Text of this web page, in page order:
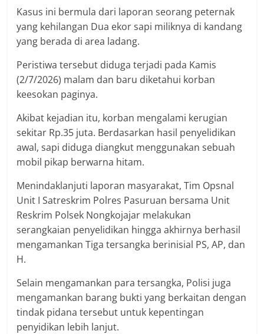
Kasus ini bermula dari laporan seorang peternak
yang kehilangan Dua ekor sapi miliknya di kandang
yang berada di area ladang.
Peristiwa tersebut diduga terjadi pada Kamis
(2/7/2026) malam dan baru diketahui korban
keesokan paginya.
Akibat kejadian itu, korban mengalami kerugian
sekitar Rp.35 juta. Berdasarkan hasil penyelidikan
awal, sapi diduga diangkut menggunakan sebuah
mobil pikap berwarna hitam.
Menindaklanjuti laporan masyarakat, Tim Opsnal
Unit I Satreskrim Polres Pasuruan bersama Unit
Reskrim Polsek Nongkojajar melakukan
serangkaian penyelidikan hingga akhirnya berhasil
mengamankan Tiga tersangka berinisial PS, AP, dan
H.
Selain mengamankan para tersangka, Polisi juga
mengamankan barang bukti yang berkaitan dengan
tindak pidana tersebut untuk kepentingan
penyidikan lebih lanjut.